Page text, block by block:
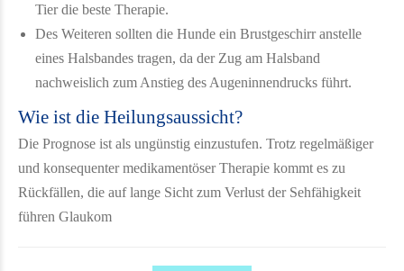
Tier die beste Therapie.
Des Weiteren sollten die Hunde ein Brustgeschirr anstelle
eines Halsbandes tragen, da der Zug am Halsband
nachweislich zum Anstieg des Augeninnendrucks führt.
Wie ist die Heilungsaussicht?
Die Prognose ist als ungünstig einzustufen. Trotz regelmäßiger
und konsequenter medikamentöser Therapie kommt es zu
Rückfällen, die auf lange Sicht zum Verlust der Sehfähigkeit
führen Glaukom